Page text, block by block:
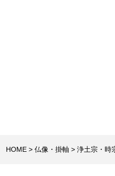
HOME 仏像・掛軸 浄土宗・時